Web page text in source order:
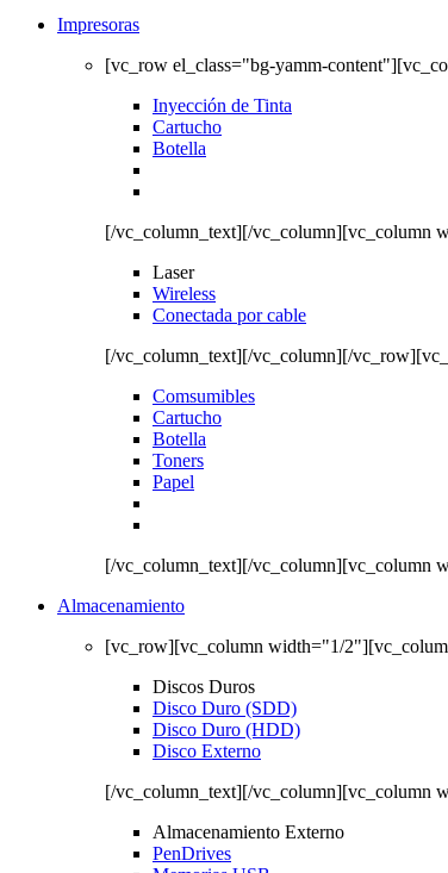
Impresoras
[vc_row el_class="bg-yamm-
Inyección de Tinta
Cartucho
Botella
[/vc_column_text][/vc_column][vc_column
Laser
Wireless
Conectada por cable
[/vc_column_text][/vc_column][/
Comsumibles
Cartucho
Botella
Toners
Papel
[/vc_column_text][/vc_column][vc_column
Almacenamiento
[vc_row][vc_column width="1/
Discos Duros
Disco Duro (SDD)
Disco Duro (HDD)
Disco Externo
[/vc_column_text][/vc_column][vc_column
Almacenamiento Externo
PenDrives